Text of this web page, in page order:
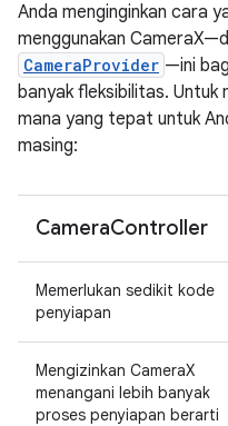
Anda menginginkan cara
menggunakan
CameraProvider —ini
banyak fleksibilitas. Untuk
mana yang tepat untuk
masing:
CameraController
Memerlukan sedikit kode
penyiapan
Mengizinkan CameraX
menangani lebih banyak
proses penyiapan berarti